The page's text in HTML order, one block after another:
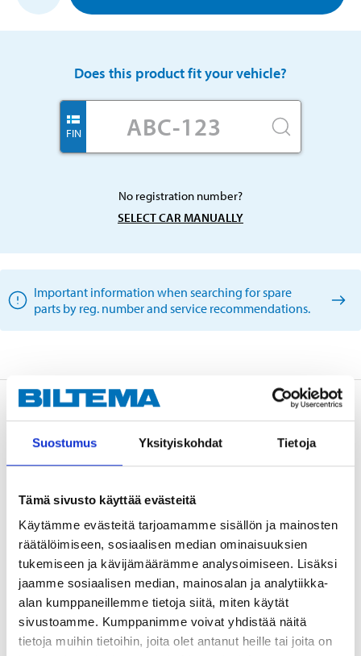
Suostumus Yksityiskohdat Tietoja
Tämä sivusto käyttää evästeitä
Käytämme evästeitä tarjoamamme sisällön ja mainosten
räätälöimiseen, sosiaalisen median ominaisuuksien
tukemiseen ja kävijämäärämme analysoimiseen. Lisäksi
jaamme sosiaalisen median, mainosalan ja analytiikka-
alan kumppaneillemme tietoja siitä, miten käytät
sivustoamme. Kumppanimme voivat yhdistää näitä
tietoja muihin tietoihin, joita olet antanut heille tai joita on
Does this product fit your vehicle?
FIN
No registration number?
SELECT CAR MANUALLY
Important information when searching for spare
parts by reg. number and service recommendations.
Description
Technical specifications
Position
Rear axle
Width
87,0 mm
Height
53,0 mm